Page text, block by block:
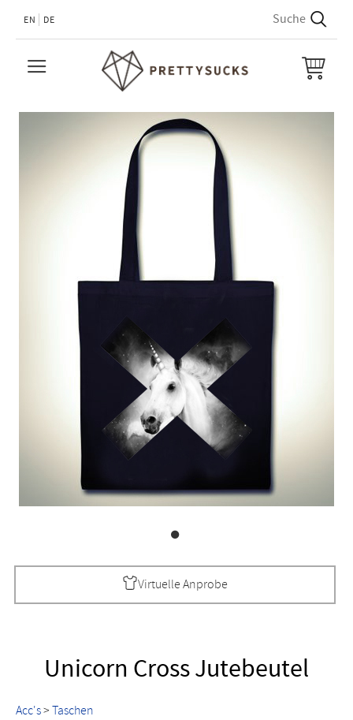
EN DE
Virtuelle Anprobe
Unicorn Cross Jutebeutel
Acc's> Taschen